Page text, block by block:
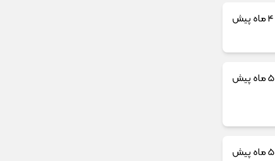
4 ماه پیش
5 ماه پیش
5 ماه پیش